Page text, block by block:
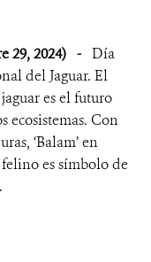
29, 2024) - Día
del Jaguar. El
es el futuro
ecosistemas. Con
‘Balam’ en
felino es símbolo de